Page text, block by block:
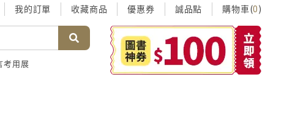
我的訂單 收藏商品 優惠券 誠品點 購物車(0)
考用展